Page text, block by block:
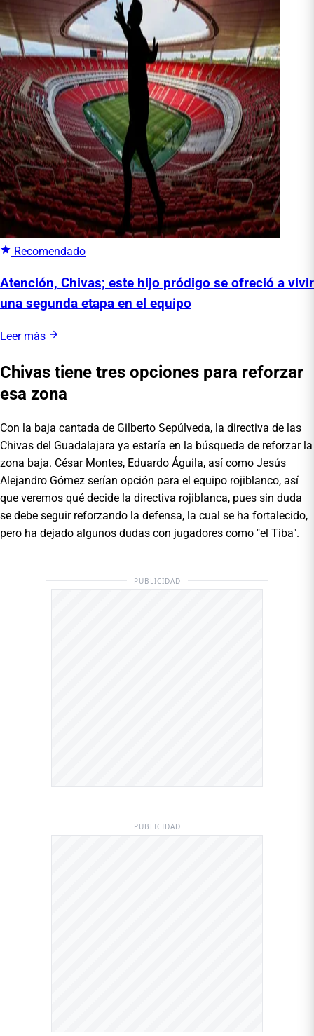
Recomendado
Atención, Chivas; este hijo pródigo se ofreció a vivir
una segunda etapa en el equipo
Leer más
Chivas tiene tres opciones para reforzar
esa zona
Con la baja cantada de Gilberto Sepúlveda, la directiva de las
Chivas del Guadalajara ya estaría en la búsqueda de reforzar la
zona baja. César Montes, Eduardo Águila, así como Jesús
Alejandro Gómez serían opción para el equipo rojiblanco, así
que veremos qué decide la directiva rojiblanca, pues sin duda
se debe seguir reforzando la defensa, la cual se ha fortalecido,
pero ha dejado algunos dudas con jugadores como "el Tiba".
PUBLICIDAD
PUBLICIDAD